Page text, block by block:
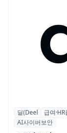
글로벌 HR
돌파…AI 보
딜(Deel 급여
AI사이버보안